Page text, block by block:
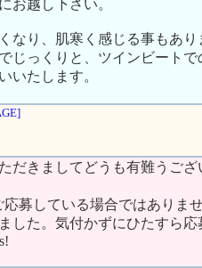
お越し下さい。
なり、肌寒く感じる事もあり
じっくりと、ツインビート
いたします。
だきましてどうも有難うご
募している場合ではありま
した。気付かずにひたすら